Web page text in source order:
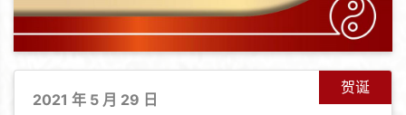
贺诞
2021 年 5 月 29 日